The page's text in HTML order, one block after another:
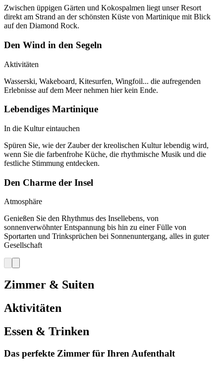
Zwischen üppigen Gärten und Kokospalmen liegt unser Resort
direkt am Strand an der schönsten Küste von Martinique mit Blick
auf den Diamond Rock.
Den Wind in den Segeln
Aktivitäten
Wasserski, Wakeboard, Kitesurfen, Wingfoil... die aufregenden
Erlebnisse auf dem Meer nehmen hier kein Ende.
Lebendiges Martinique
In die Kultur eintauchen
Spüren Sie, wie der Zauber der kreolischen Kultur lebendig wird,
wenn Sie die farbenfrohe Küche, die rhythmische Musik und die
festliche Stimmung entdecken.
Den Charme der Insel
Atmosphäre
Genießen Sie den Rhythmus des Insellebens, von
sonnenverwöhnter Entspannung bis hin zu einer Fülle von
Sportarten und Trinksprüchen bei Sonnenuntergang, alles in guter
Gesellschaft
Zimmer & Suiten
Aktivitäten
Essen & Trinken
Das perfekte Zimmer für Ihren Aufenthalt